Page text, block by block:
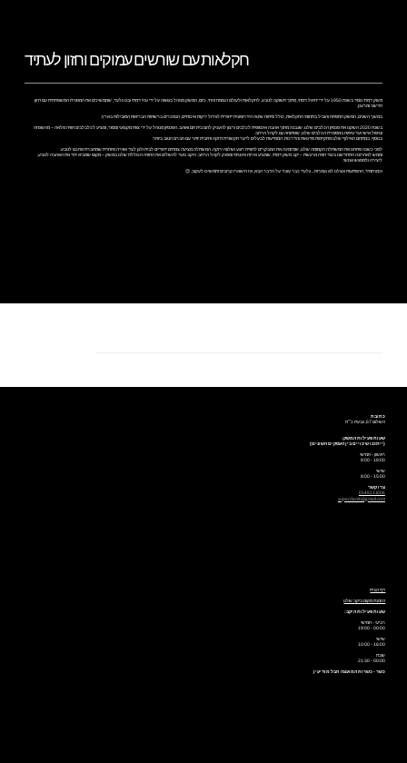
חקלאות עם שורשים עמוקים וחזון לעתיד
משק דמתי נוסד בשנת 1950 על ידי יחיאל דמתי, מתוך תשוקה לטבע, לחקלאות ולעולם הצומח והחי. כיום, המשק מנוהל בגאווה על ידי עוזי דמתי ובנו גלעד, שממשיכים את המסורת המשפחתית עם חזון
חדשני ומרענן.
במשך השנים, המשק התפתח והוביל בתחומי החקלאות, כולל פיתוח שיטה הידרופונית ייחודית לגידול ירקות איכותיים, הנמכרים ברשתות הבריאות המובילות בארץ.
בשנת 2020 השקנו את פנסיון הכלבים שלנו, שנבנה מתוך אהבה אינסופית לכלבים ורצון להעניק להם בית חם ואוהב. הפנסיון מנוהל על ידי צוות מקצועי ומסור, ומציע לכלבלבים חוויה מלאה – מהשגחה
וטיפול אישי ועד טיפוח במספרת הכלבים שלנו, שפתוחה גם לקהל הרחב.
בנוסף, במתחם האילוף שלנו מתקיימות סדנאות והדרכות, המסייעות לבעלים לייצר תקשורת חזקה וחיובית יותר עם חברם הטוב ביותר.
לפני כשנה פתחנו את המשתלה הקסומה שלנו, שמזמינה את המבקרים לחוויית רוגע ושלווה ירוקה. המשתלה מציעה צמחים ייחודיים לבית ולגן לצד אווירה מיוחדת שמחברת אתכם לטבע.
וממש לאחרונה התחדשנו בעוד חוויה מרגשת – יקב משק דמתי, שמציע אירוח אינטימי ומפנק לקהל הרחב. היקב נועד להשלים את החוויה הכוללת שלנו במשק – מקום שמביא יחד את האהבה לטבע,
ליצירה ולמפגש אנושי.
וכמו תמיד, ההפתעות אצלנו לא נגמרות... גלעד כבר עובד על הדבר הבא, אז הישארו קרובים ותמשיכו לעקוב. 😊
דף הבית
הזמנת מקום ביקב שלנו
שעות פעילות היקב:
רביעי - חמישי
00:00 - 19:00
שישי
16:00 - 10:00
שבת
00:00 - 21:30
כשר - כשרות המועצה חבל מודיעין
כתובת
השלום 67, גבעת כ״ח
שעות פעילות המשק:
(ייתכנו שינויים בין העסקים השונים)
ראשון - חמישי
18:00 - 8:00
שישי
15:00 - 8:00
צרו קשר
0548231006
superdamti@gmail.com